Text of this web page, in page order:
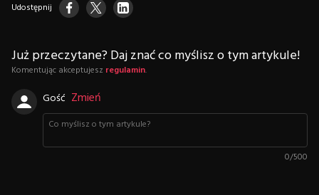
Udostępnij
Już przeczytane? Daj znać co myślisz o tym artykule!
Komentując akceptujesz regulamin.
Gość Zmień
0/500